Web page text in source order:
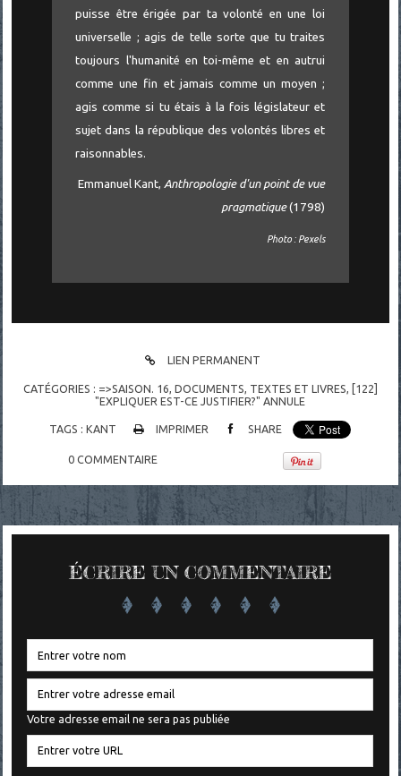
puisse être érigée par ta volonté en une loi
universelle ; agis de telle sorte que tu traites
toujours l'humanité en toi-même et en autrui
comme une fin et jamais comme un moyen ;
agis comme si tu étais à la fois législateur et
sujet dans la république des volontés libres et
raisonnables.
Emmanuel Kant, Anthropologie d'un point de vue
pragmatique(1798)
Photo : Pexels
LIEN PERMANENT
CATÉGORIES : =>SAISON. 16, DOCUMENTS, TEXTES ET LIVRES,
[122]
"EXPLIQUER EST-CE JUSTIFIER?" ANNULE
TAGS :KANT IMPRIMER SHARE
0 COMMENTAIRE
ÉCRIRE UN COMMENTAIRE
Votre adresse email ne sera pas publiée